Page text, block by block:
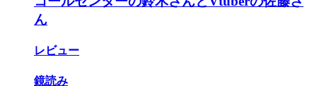
ん
レビュー
鏡読み